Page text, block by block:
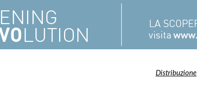
Distribuzione